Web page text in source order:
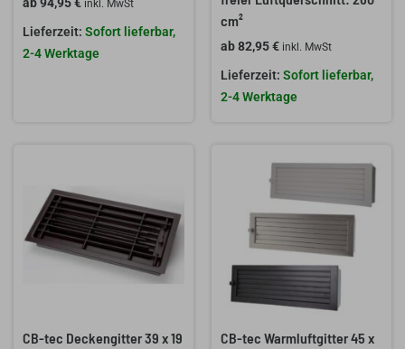
inkl. MwSt
Sofort lieferbar,
2-4 Werktage
cm²
ab82,95€ inkl. MwSt
Sofort lieferbar,
2-4 Werktage
CB-tec Deckengitter 39 x 19
CB-tec Warmluftgitter 45 x